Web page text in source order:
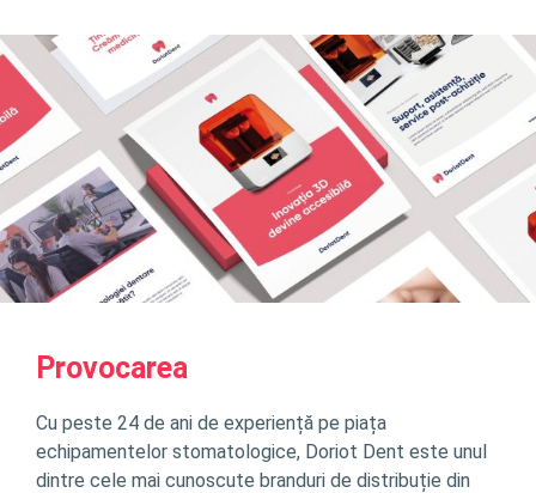
Provocarea
Cu peste 24 de ani de experiență pe piața
echipamentelor stomatologice, Doriot Dent este unul
dintre cele mai cunoscute branduri de distribuție din